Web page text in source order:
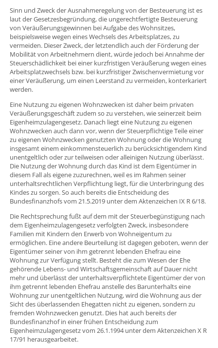
Sinn und Zweck der Ausnahmeregelung von der Besteuerung ist es
laut der Gesetzesbegründung, die ungerechtfertigte Besteuerung
von Veräußerungsgewinnen bei Aufgabe des Wohnsitzes,
beispielsweise wegen eines Wechsels des Arbeitsplatzes, zu
vermeiden. Dieser Zweck, der letztendlich auch der Förderung der
Mobilität von Arbeitnehmern dient, würde jedoch bei Annahme der
Steuerschädlichkeit bei einer kurzfristigen Veräußerung wegen eines
Arbeitsplatzwechsels bzw. bei kurzfristiger Zwischenvermietung vor
einer Veräußerung, um einen Leerstand zu vermeiden, konterkariert
werden.
Eine Nutzung zu eigenen Wohnzwecken ist daher beim privaten
Veräußerungsgeschäft zudem so zu verstehen, wie seinerzeit beim
Eigenheimzulagengesetz. Danach liegt eine Nutzung zu eigenen
Wohnzwecken auch dann vor, wenn der Steuerpflichtige Teile einer
zu eigenen Wohnzwecken genutzten Wohnung oder die Wohnung
insgesamt einem einkommensteuerlich zu berücksichtigendem Kind
unentgeltlich oder zur teilweisen oder alleinigen Nutzung überlässt.
Die Nutzung der Wohnung durch das Kind ist dem Eigentümer in
diesem Fall als eigene zuzurechnen, weil es im Rahmen seiner
unterhaltsrechtlichen Verpflichtung liegt, für die Unterbringung des
Kindes zu sorgen. So auch bereits die Entscheidung des
Bundesfinanzhofs vom 21.5.2019 unter dem Aktenzeichen IX R 6/18.
Die Rechtsprechung fußt auf dem mit der Steuerbegünstigung nach
dem Eigenheimzulagengesetz verfolgten Zweck, insbesondere
Familien mit Kindern den Erwerb von Wohneigentum zu
ermöglichen. Eine andere Beurteilung ist dagegen geboten, wenn der
Eigentümer seiner von ihm getrennt lebenden Ehefrau eine
Wohnung zur Verfügung stellt. Besteht die zum Wesen der Ehe
gehörende Lebens- und Wirtschaftsgemeinschaft auf Dauer nicht
mehr und überlässt der unterhaltsverpflichtete Eigentümer der von
ihm getrennt lebenden Ehefrau anstelle des Barunterhalts eine
Wohnung zur unentgeltlichen Nutzung, wird die Wohnung aus der
Sicht des überlassenden Ehegatten nicht zu eigenen, sondern zu
fremden Wohnzwecken genutzt. Dies hat auch bereits der
Bundesfinanzhof in einer frühen Entscheidung zum
Eigenheimzulagengesetz vom 26.1.1994 unter dem Aktenzeichen X R
17/91 herausgearbeitet.